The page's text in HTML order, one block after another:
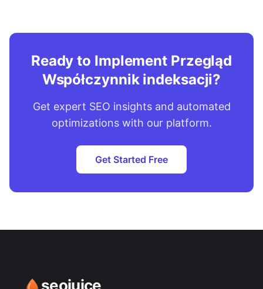
Ready to Implement Przegląd
Współczynnik indeksacji?
Get expert SEO insights and automated
optimizations with our platform.
Get Started Free
seojuice